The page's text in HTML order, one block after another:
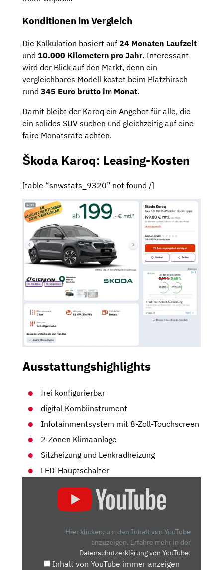
Konditionen im Vergleich
Die Kalkulation basiert auf 24 Monaten Laufzeit
und 10.000 Kilometern pro Jahr. Interessant
wird der Blick auf den Markt, denn ein
vergleichbares Modell kostet beim Platzhirsch
rund 345 Euro brutto im Monat.
Damit bleibt der Karoq ein Angebot für alle, die
ein solides SUV suchen und gleichzeitig auf eine
faire Monatsrate achten.
Škoda Karoq: Leasing-Kosten
[table “snwstats_9320” not found /]
Ausstattungshighlights
frei konfigurierbar
digital Kombiinstrument
Infotainmentsystem mit 8-Zoll-Touchscreen
2-Zonen Klimaanlage
Sitzheizung und Lenkradheizung
LED-Hauptschalter
Hier klicken, um den Inhalt von YouTube
anzuzeigen. Erfahre mehr in der
Datenschutzerklärung von YouTube.
Inhalt von YouTube immer anzeigen